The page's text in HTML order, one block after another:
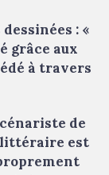
: «
grâce aux
à travers
de
littéraire est